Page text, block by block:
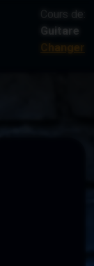
Cours de:
Guitare
Changer